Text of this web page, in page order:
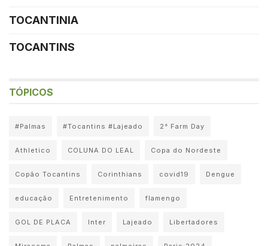
TOCANTINIA
TOCANTINS
TÓPICOS
#Palmas #Tocantins #Lajeado 2° Farm Day
Athletico COLUNA DO LEAL Copa do Nordeste
Copão Tocantins Corinthians covid19 Dengue
educação Entretenimento flamengo
GOL DE PLACA Inter Lajeado Libertadores